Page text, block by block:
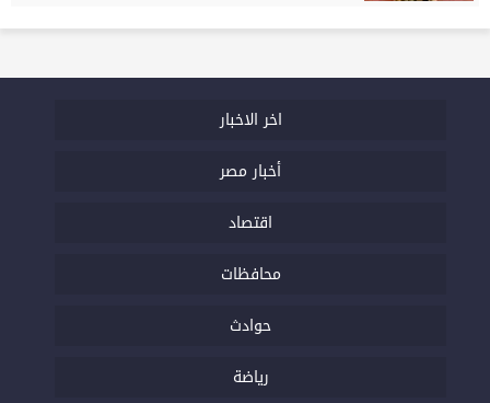
اخر الاخبار
أخبار مصر
اقتصاد
محافظات
حوادث
رياضة